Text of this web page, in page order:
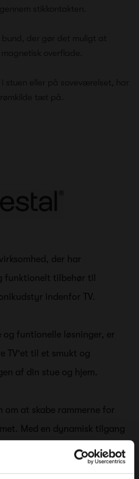
stikkontakten.
der gør det muligt at
overflade.
stuen eller på soveværelset, har
tæt på.
der har
funktionelt tilbehør til
indenfor TV.
og funtionelle løsninger, er
TV'et til et smukt og
af din stue og hjem.
om at skabe rammerne for
Med en dynamisk tilgang
at tilbyde et relevant og
der hele tiden former